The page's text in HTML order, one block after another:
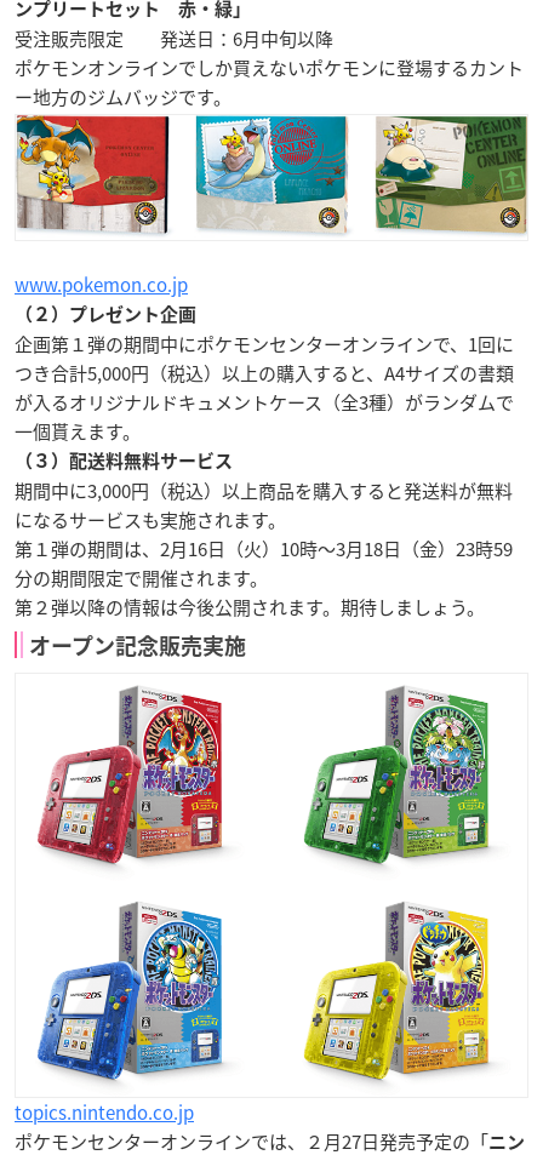
ンプリートセット 赤・緑」
受注販売限定 発送日：6月中旬以降
ポケモンオンラインでしか買えないポケモンに登場するカント
ー地方のジムバッジです。
www.pokemon.co.jp
（２）プレゼント企画
企画第１弾の期間中にポケモンセンターオンラインで、1回に
つき合計5,000円（税込）以上の購入すると、A4サイズの書類
が入るオリジナルドキュメントケース（全3種）がランダムで
一個貰えます。
（３）配送料無料サービス
期間中に3,000円（税込）以上商品を購入すると発送料が無料
になるサービスも実施されます。
第１弾の期間は、2月16日（火）10時～3月18日（金）23時59
分の期間限定で開催されます。
第２弾以降の情報は今後公開されます。期待しましょう。
オープン記念販売実施
topics.nintendo.co.jp
ポケモンセンターオンラインでは、 ２月27日発売予定の「ニン